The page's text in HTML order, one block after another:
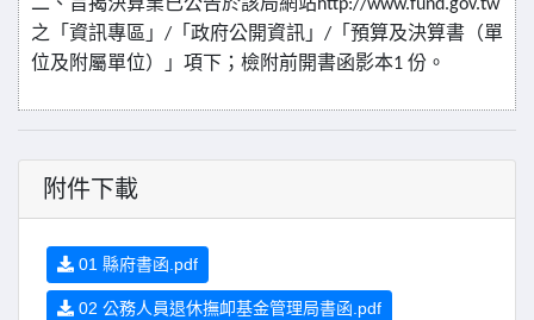
http://www.fund.gov.tw
之「資訊專區」 / 「政府公開資訊」 / 「預算及決算書（單
位及附屬單位）」項下；檢附前開書函影本1 份。
附件下載
01 縣府書函.pdf
02 公務人員退休撫卹基金管理局書函.pdf